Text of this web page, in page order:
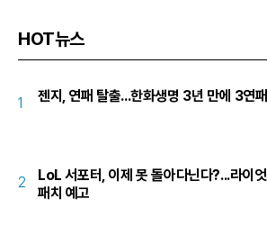
HOT뉴스
1 젠지, 연패 탈출...한화생명 3년 만에 3연패
2
LoL 서포터, 이제 못 돌아다닌다?...라이엇
패치 예고